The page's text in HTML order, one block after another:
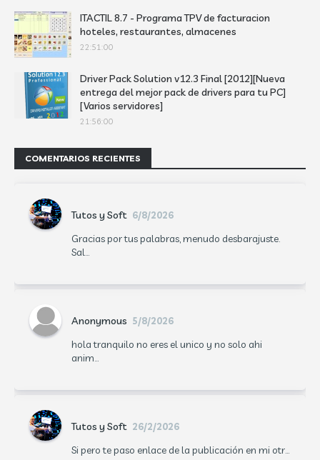
ITACTIL 8.7 - Programa TPV de facturacion
hoteles, restaurantes, almacenes
22:51:00
Driver Pack Solution v12.3 Final [2012][Nueva
entrega del mejor pack de drivers para tu PC]
[Varios servidores]
21:56:00
COMENTARIOS RECIENTES
Tutos y Soft 6/8/2026
Gracias por tus palabras, menudo desbarajuste.
Sal...
Anonymous 5/8/2026
hola tranquilo no eres el unico y no solo ahi
anim...
Tutos y Soft 26/2/2026
Si pero te paso enlace de la publicación en mi otr...